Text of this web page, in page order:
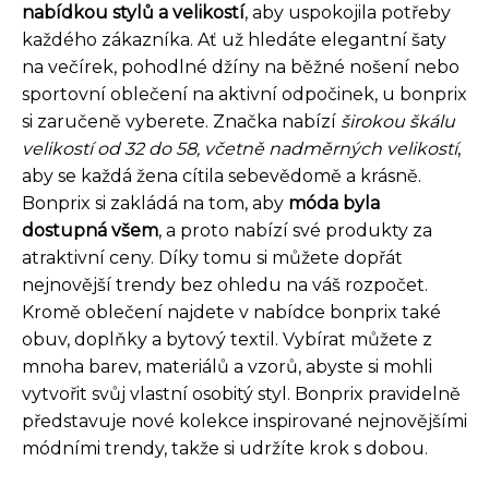
nabídkou stylů a velikostí, aby uspokojila potřeby
každého zákazníka. Ať už hledáte elegantní šaty
na večírek, pohodlné džíny na běžné nošení nebo
sportovní oblečení na aktivní odpočinek, u bonprix
si zaručeně vyberete. Značka nabízí širokou škálu
velikostí od 32 do 58, včetně nadměrných velikostí,
aby se každá žena cítila sebevědomě a krásně.
Bonprix si zakládá na tom, aby móda byla
dostupná všem, a proto nabízí své produkty za
atraktivní ceny. Díky tomu si můžete dopřát
nejnovější trendy bez ohledu na váš rozpočet.
Kromě oblečení najdete v nabídce bonprix také
obuv, doplňky a bytový textil. Vybírat můžete z
mnoha barev, materiálů a vzorů, abyste si mohli
vytvořit svůj vlastní osobitý styl. Bonprix pravidelně
představuje nové kolekce inspirované nejnovějšími
módními trendy, takže si udržíte krok s dobou.